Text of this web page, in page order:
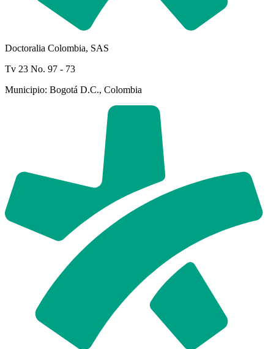
Doctoralia Colombia, SAS
Tv 23 No. 97 - 73
Municipio: Bogotá D.C., Colombia